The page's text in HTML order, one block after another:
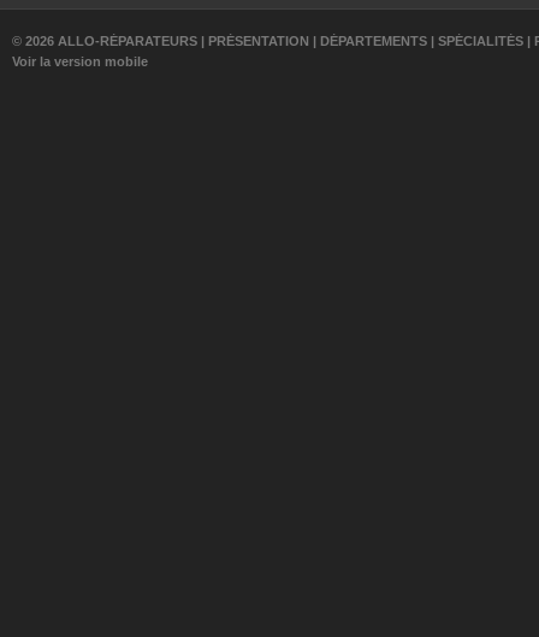
© 2026 ALLO-RÉPARATEURS | PRÉSENTATION | DÉPARTEMENTS | SPÉCIALITÉS |
Voir la version mobile